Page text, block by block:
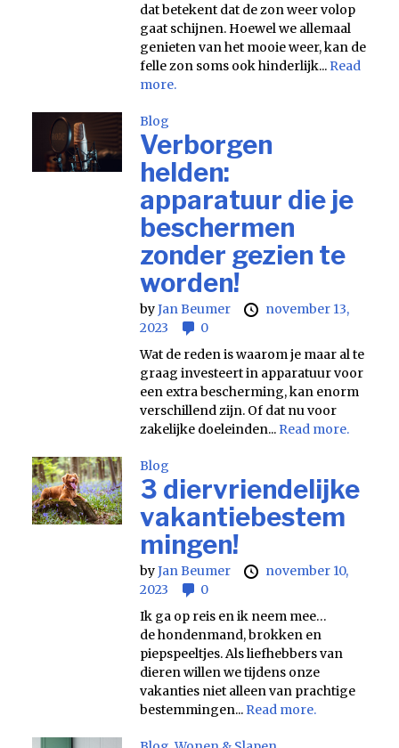
dat betekent dat de zon weer volop
gaat schijnen. Hoewel we allemaal
genieten van het mooie weer, kan de
felle zon soms ook hinderlijk... Read
more.
Blog
Verborgen
helden:
apparatuur die je
beschermen
zonder gezien te
worden!
byJan Beumer
november 13,
2023
0
Wat de reden is waarom je maar al te
graag investeert in apparatuur voor
een extra bescherming, kan enorm
verschillend zijn. Of dat nu voor
zakelijke doeleinden... Read more.
Blog
3 diervriendelijke
vakantiebestem
mingen!
byJan Beumer
november 10,
2023
0
Ik ga op reis en ik neem mee…
de hondenmand, brokken en
piepspeeltjes. Als liefhebbers van
dieren willen we tijdens onze
vakanties niet alleen van prachtige
bestemmingen... Read more.